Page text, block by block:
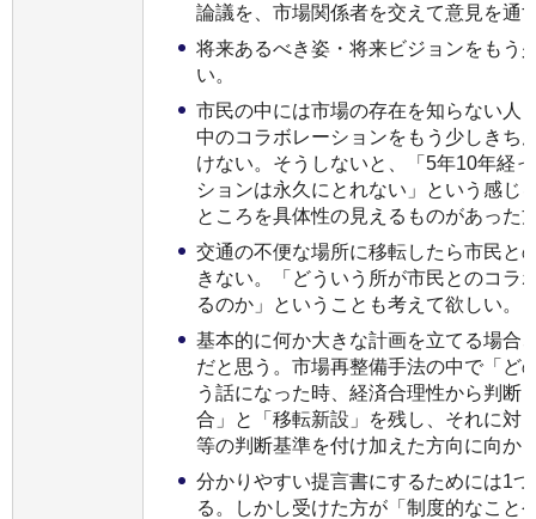
論議を、市場関係者を交えて意見を通
将来あるべき姿・将来ビジョンをもう
い。
市民の中には市場の存在を知らない人
中のコラボレーションをもう少しきち
けない。そうしないと、「5年10年経
ションは永久にとれない」という感じ
ところを具体性の見えるものがあった
交通の不便な場所に移転したら市民と
きない。「どういう所が市民とのコラ
るのか」ということも考えて欲しい。
基本的に何か大きな計画を立てる場合
だと思う。市場再整備手法の中で「ど
う話になった時、経済合理性から判断
合」と「移転新設」を残し、それに対
等の判断基準を付け加えた方向に向か
分かりやすい提言書にするためには1
る。しかし受けた方が「制度的なこと